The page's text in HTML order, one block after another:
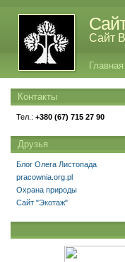
Сайт
Главная
Контакты
Тел.: +380 (67) 715 27 90
Друзья
Блог Олега Листопада
pracownia.org.pl
Охрана природы
Сайт "Экотаж"